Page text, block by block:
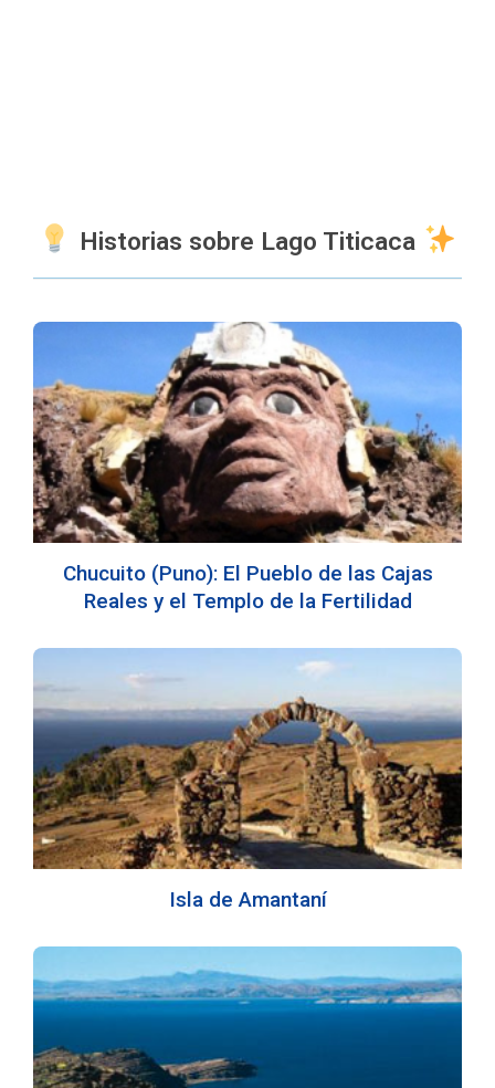
Historias sobre Lago Titicaca
Chucuito (Puno): El Pueblo de las Cajas
Reales y el Templo de la Fertilidad
Isla de Amantaní